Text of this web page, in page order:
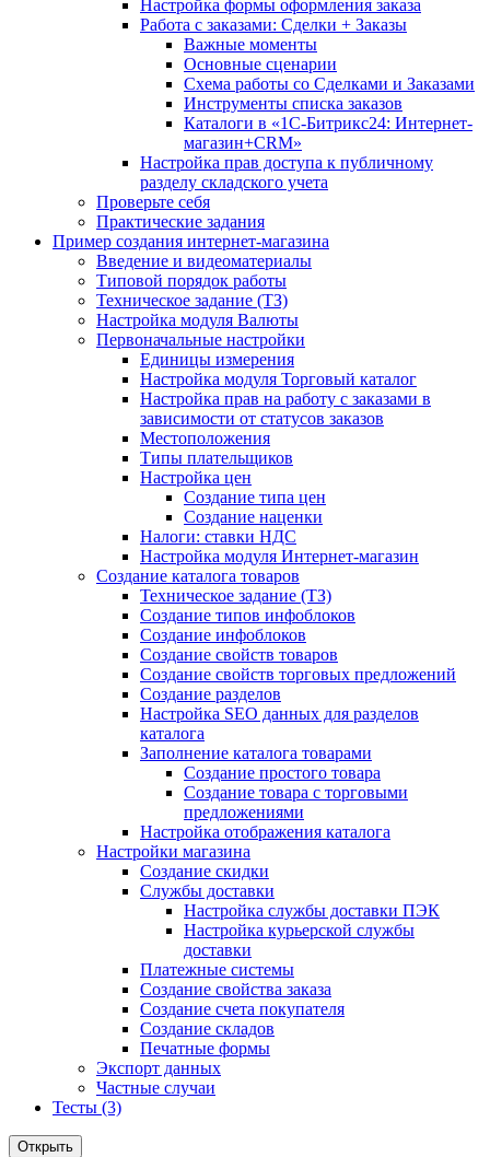
Настройка формы оформления заказа
Работа с заказами: Сделки + Заказы
Важные моменты
Основные сценарии
Схема работы со Сделками и Заказами
Инструменты списка заказов
Каталоги в «1С-Битрикс24: Интернет-
магазин+CRM»
Настройка прав доступа к публичному
разделу складского учета
Проверьте себя
Практические задания
Пример создания интернет-магазина
Введение и видеоматериалы
Типовой порядок работы
Техническое задание (ТЗ)
Настройка модуля Валюты
Первоначальные настройки
Единицы измерения
Настройка модуля Торговый каталог
Настройка прав на работу с заказами в
зависимости от статусов заказов
Местоположения
Типы плательщиков
Настройка цен
Создание типа цен
Создание наценки
Налоги: ставки НДС
Настройка модуля Интернет-магазин
Создание каталога товаров
Техническое задание (ТЗ)
Создание типов инфоблоков
Создание инфоблоков
Создание свойств товаров
Создание свойств торговых предложений
Создание разделов
Настройка SEO данных для разделов
каталога
Заполнение каталога товарами
Создание простого товара
Создание товара с торговыми
предложениями
Настройка отображения каталога
Настройки магазина
Создание скидки
Службы доставки
Настройка службы доставки ПЭК
Настройка курьерской службы
доставки
Платежные системы
Создание свойства заказа
Создание счета покупателя
Создание складов
Печатные формы
Экспорт данных
Частные случаи
Тесты (3)
Открыть